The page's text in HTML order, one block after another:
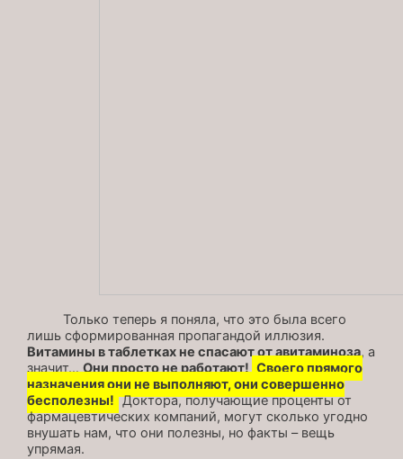
Только теперь я поняла, что это была всего
лишь сформированная пропагандой иллюзия.
Витамины в таблетках не спасают от авитаминоза, а
значит…Они просто не работают! Своего прямого
назначения они не выполняют, они совершенно
бесполезны! Доктора, получающие проценты от
фармацевтических компаний, могут сколько угодно
внушать нам, что они полезны, но факты – вещь
упрямая.